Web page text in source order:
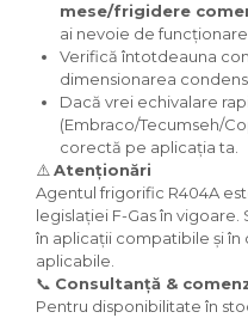
mese/frigidere
ai nevoie de
Verifică întotdeauna
dimensionarea
Dacă vrei echivalare
(Embraco/Tecumseh/
corectă pe aplicația ta.
⚠️Atenționări
Agentul frigorific R404A
legislației F-Gas în
în aplicații compatibile și
aplicabile.
📞 Consultanță &
Pentru disponibilitate în